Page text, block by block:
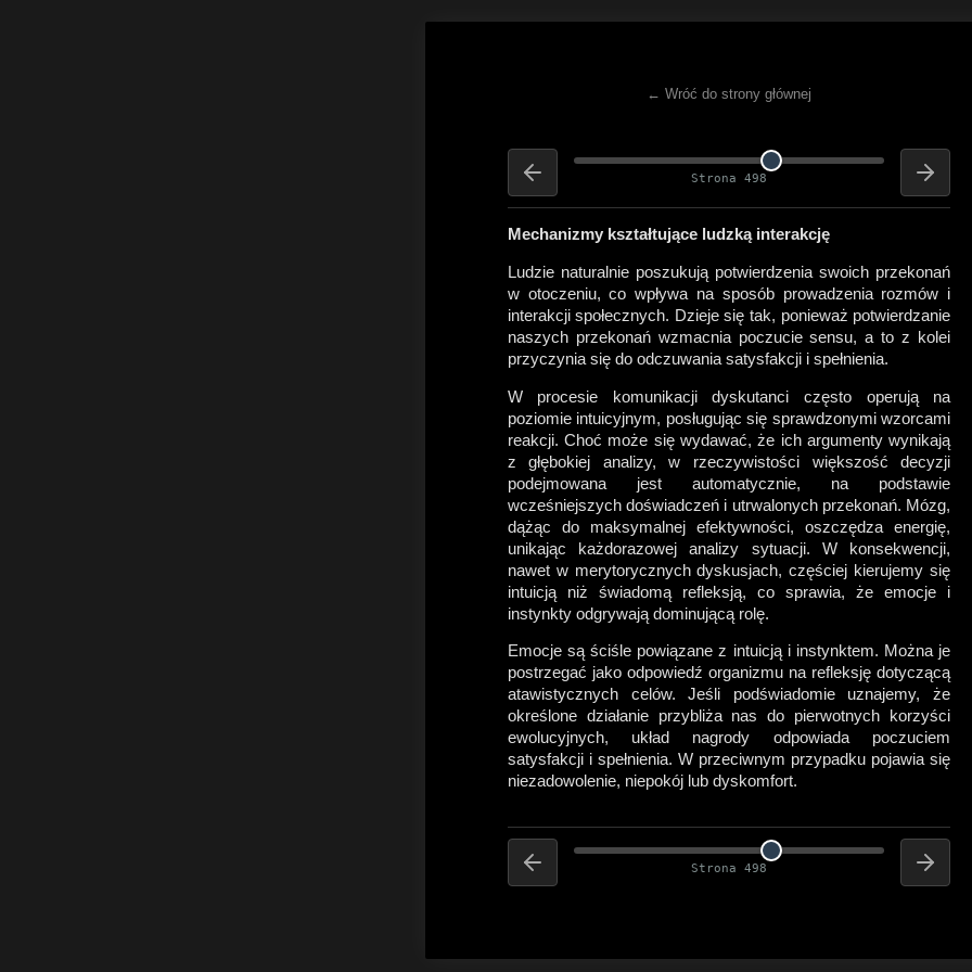
← Wróć do strony głównej
Strona 498
Mechanizmy kształtujące ludzką interakcję
Ludzie naturalnie poszukują potwierdzenia swoich przekonań
w otoczeniu, co wpływa na sposób prowadzenia rozmów i
interakcji społecznych. Dzieje się tak, ponieważ potwierdzanie
naszych przekonań wzmacnia poczucie sensu, a to z kolei
przyczynia się do odczuwania satysfakcji i spełnienia.
W procesie komunikacji dyskutanci często operują na
poziomie intuicyjnym, posługując się sprawdzonymi wzorcami
reakcji. Choć może się wydawać, że ich argumenty wynikają
z głębokiej analizy, w rzeczywistości większość decyzji
podejmowana jest automatycznie, na podstawie
wcześniejszych doświadczeń i utrwalonych przekonań. Mózg,
dążąc do maksymalnej efektywności, oszczędza energię,
unikając każdorazowej analizy sytuacji. W konsekwencji,
nawet w merytorycznych dyskusjach, częściej kierujemy się
intuicją niż świadomą refleksją, co sprawia, że emocje i
instynkty odgrywają dominującą rolę.
Emocje są ściśle powiązane z intuicją i instynktem. Można je
postrzegać jako odpowiedź organizmu na refleksję dotyczącą
atawistycznych celów. Jeśli podświadomie uznajemy, że
określone działanie przybliża nas do pierwotnych korzyści
ewolucyjnych, układ nagrody odpowiada poczuciem
satysfakcji i spełnienia. W przeciwnym przypadku pojawia się
niezadowolenie, niepokój lub dyskomfort.
Strona 498